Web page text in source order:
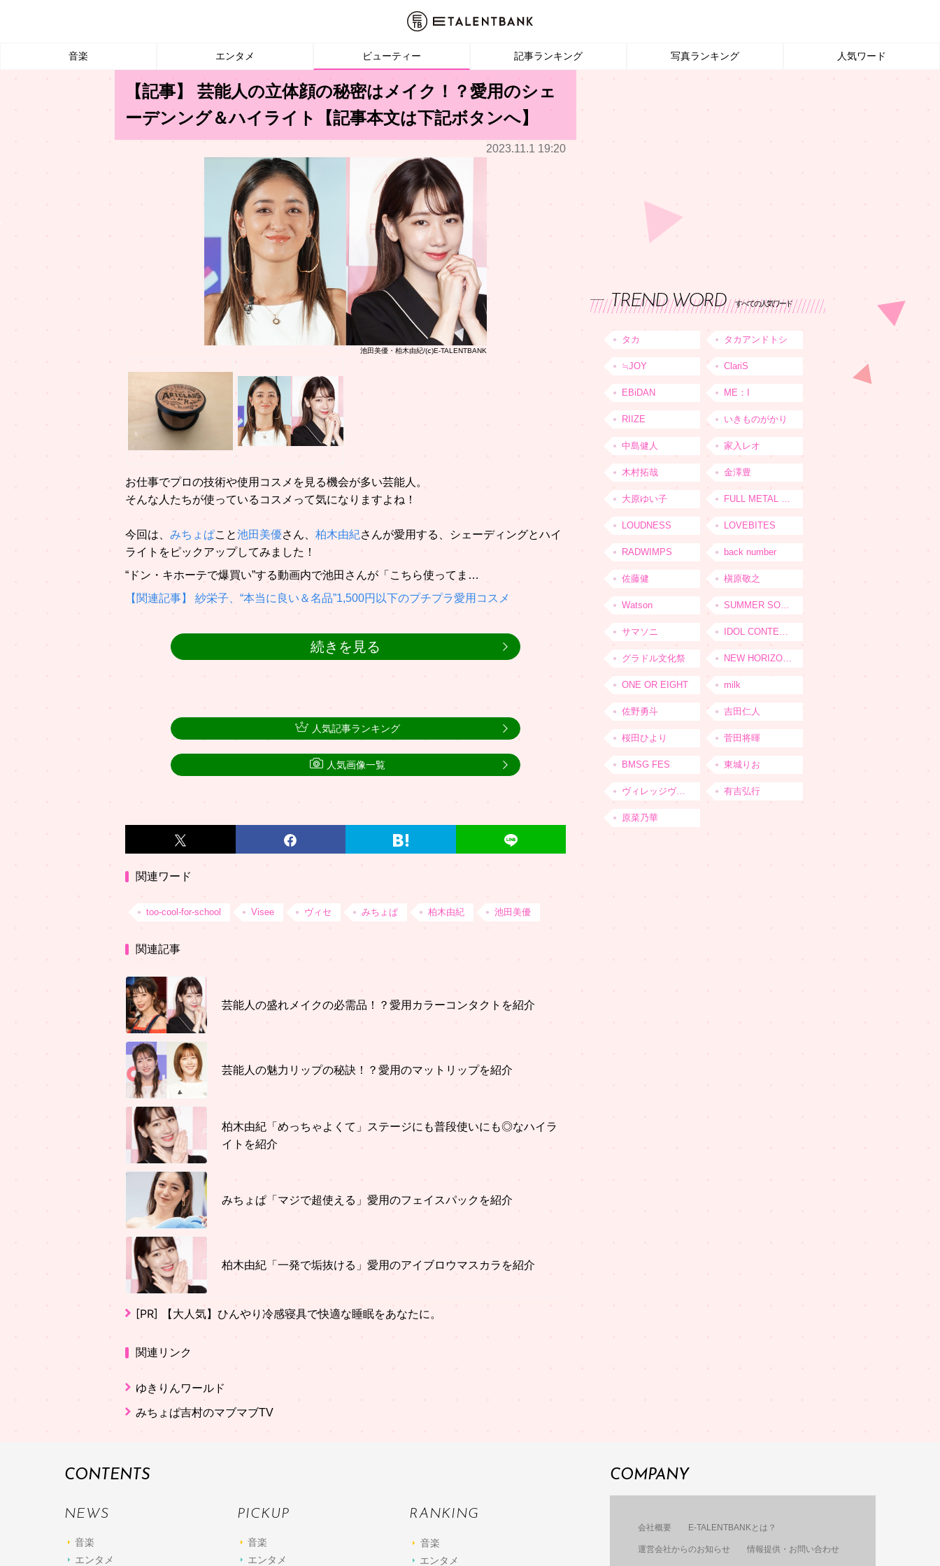
音楽 エンタメ ビューティー 記事ランキング 写真ランキング 人気ワード
【記事】 芸能人の立体顔の秘密はメイク！？愛用のシェ
ーデンング＆ハイライト【記事本文は下記ボタンへ】
2023.11.1 19:20
池田美優・柏木由紀/(ⅽ)E-TALENTBANK
お仕事でプロの技術や使用コスメを見る機会が多い芸能人。
そんな人たちが使っているコスメって気になりますよね！
今回は、 みちょぱこと池田美優さん、 柏木由紀さんが愛用する、シェーディングとハイ
ライトをピックアップしてみました！
“ドン・キホーテで爆買い”する動画内で池田さんが「こちら使ってま…
【関連記事】 紗栄子、“本当に良い＆名品”1,500円以下のプチプラ愛用コスメ
続きを見る
関連ワード
too-cool-for-school Visee ヴィセ みちょぱ 柏木由紀 池田美優
関連記事
芸能人の盛れメイクの必需品！？愛用カラーコンタクトを紹介
芸能人の魅力リップの秘訣！？愛用のマットリップを紹介
柏木由紀「めっちゃよくて」ステージにも普段使いにも◎なハイラ
イトを紹介
みちょぱ「マジで超使える」愛用のフェイスパックを紹介
柏木由紀「一発で垢抜ける」愛用のアイブロウマスカラを紹介
[PR] 【大人気】ひんやり冷感寝具で快適な睡眠をあなたに。
関連リンク
ゆきりんワールド
みちょぱ吉村のマブマブTV
人気記事ランキング
人気画像一覧
TREND WORD すべての人気ワード
タカ タカアンドトシ
≒JOY ClariS
EBiDAN ME：I
RIIZE いきものがかり
中島健人 家入レオ
木村拓哉 金澤豊
大原ゆい子 FULL METAL JAPAN 2026
LOUDNESS LOVEBITES
RADWIMPS back number
佐藤健 槇原敬之
Watson SUMMER SONIC
サマソニ IDOL CONTENT EXPO
グラドル文化祭 NEW HORIZON FEST
ONE OR EIGHT milk
佐野勇斗 吉田仁人
桜田ひより 菅田将暉
BMSG FES 東城りお
ヴィレッジヴァンガード 有吉弘行
原菜乃華
CONTENTS
NEWS
音楽
エンタメ
PICKUP
音楽
エンタメ
RANKING
音楽
エンタメ
COMPANY
会社概要 E-TALENTBANKとは？
運営会社からのお知らせ 情報提供・お問い合わせ